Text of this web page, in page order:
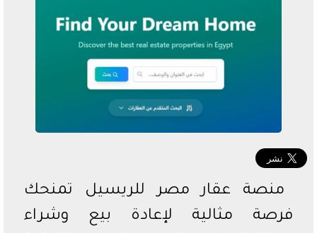
الدوري المصري
دوري أبطال أفريقيا
منصة عقار مصر للريسيل تمنحك
فرصة مثالية لإعادة بيع وشراء